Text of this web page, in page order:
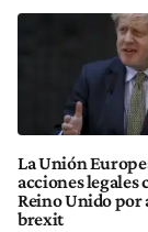
La Unión
acciones legales
Reino Unido por
brexit